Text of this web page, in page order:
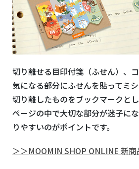
切り離せる目印付箋（ふせん）、コ
気になる部分にふせんを貼ってミシ
切り離したものをブックマークとし
ページの中で大切な部分が迷子に
りやすいのがポイントです。
＞＞MOOMIN SHOP ONLINE 新